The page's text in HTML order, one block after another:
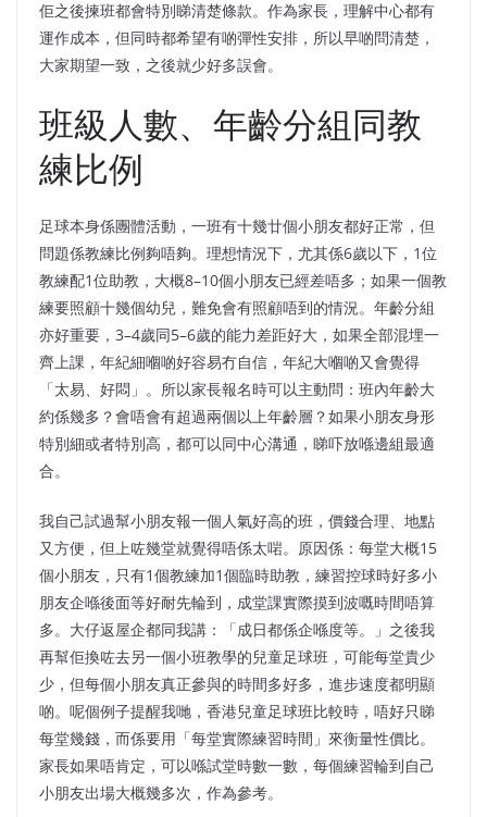
佢之後揀班都會特別睇清楚條款。作為家長，理解中心都有
運作成本，但同時都希望有啲彈性安排，所以早啲問清楚，
大家期望一致，之後就少好多誤會。
班級人數、年齡分組同教
練比例
足球本身係團體活動，一班有十幾廿個小朋友都好正常，但
問題係教練比例夠唔夠。理想情況下，尤其係6歲以下，1位
教練配1位助教，大概8–10個小朋友已經差唔多；如果一個教
練要照顧十幾個幼兒，難免會有照顧唔到的情況。年齡分組
亦好重要，3–4歲同5–6歲的能力差距好大，如果全部混埋一
齊上課，年紀細嗰啲好容易冇自信，年紀大嗰啲又會覺得
「太易、好悶」。所以家長報名時可以主動問：班內年齡大
約係幾多？會唔會有超過兩個以上年齡層？如果小朋友身形
特別細或者特別高，都可以同中心溝通，睇吓放喺邊組最適
合。
我自己試過幫小朋友報一個人氣好高的班，價錢合理、地點
又方便，但上咗幾堂就覺得唔係太啱。原因係：每堂大概15
個小朋友，只有1個教練加1個臨時助教，練習控球時好多小
朋友企喺後面等好耐先輪到，成堂課實際摸到波嘅時間唔算
多。大仔返屋企都同我講：「成日都係企喺度等。」之後我
再幫佢換咗去另一個小班教學的兒童足球班，可能每堂貴少
少，但每個小朋友真正參與的時間多好多，進步速度都明顯
啲。呢個例子提醒我哋，香港兒童足球班比較時，唔好只睇
每堂幾錢，而係要用「每堂實際練習時間」來衡量性價比。
家長如果唔肯定，可以喺試堂時數一數，每個練習輪到自己
小朋友出場大概幾多次，作為參考。